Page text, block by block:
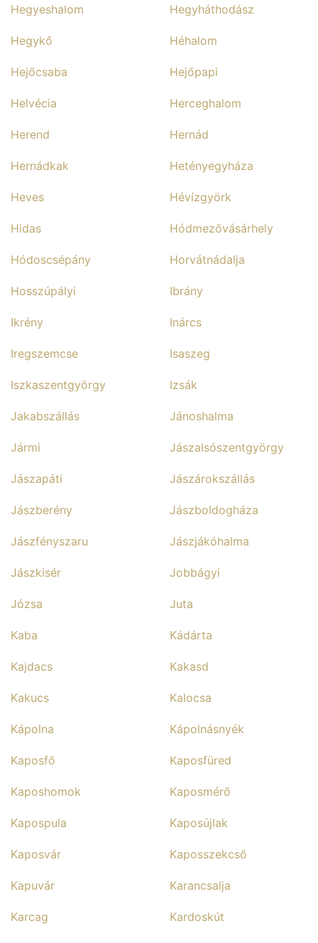
Hegyeshalom Hegyháthodász
Hegykő Héhalom
Hejőcsaba Hejőpapi
Helvécia Herceghalom
Herend Hernád
Hernádkak Hetényegyháza
Heves Hévízgyörk
Hidas Hódmezővásárhely
Hódoscsépány Horvátnádalja
Hosszúpályi Ibrány
Ikrény Inárcs
Iregszemcse Isaszeg
Iszkaszentgyörgy Izsák
Jakabszállás Jánoshalma
Jármi Jászalsószentgyörgy
Jászapáti Jászárokszállás
Jászberény Jászboldogháza
Jászfényszaru Jászjákóhalma
Jászkisér Jobbágyi
Józsa Juta
Kaba Kádárta
Kajdacs Kakasd
Kakucs Kalocsa
Kápolna Kápolnásnyék
Kaposfő Kaposfüred
Kaposhomok Kaposmérő
Kapospula Kaposújlak
Kaposvár Kaposszekcső
Kapuvár Karancsalja
Karcag Kardoskút